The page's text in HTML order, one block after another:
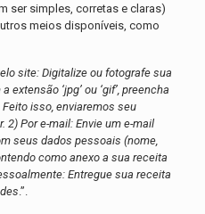
ser simples, corretas e claras)
meios disponíveis, como
site: Digitalize ou fotografe sua
‘jpg’ ou ‘gif’, preencha
Feito isso, enviaremos seu
2) Por e-mail: Envie um e-mail
seus dados pessoais (nome,
como anexo a sua receita
Entregue sua receita
.”.